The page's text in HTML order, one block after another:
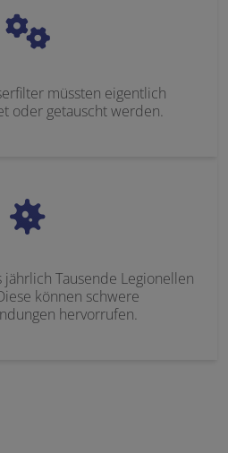
müssten eigentlich
oder getauscht werden.
Tausende Legionellen
können schwere
hervorrufen.